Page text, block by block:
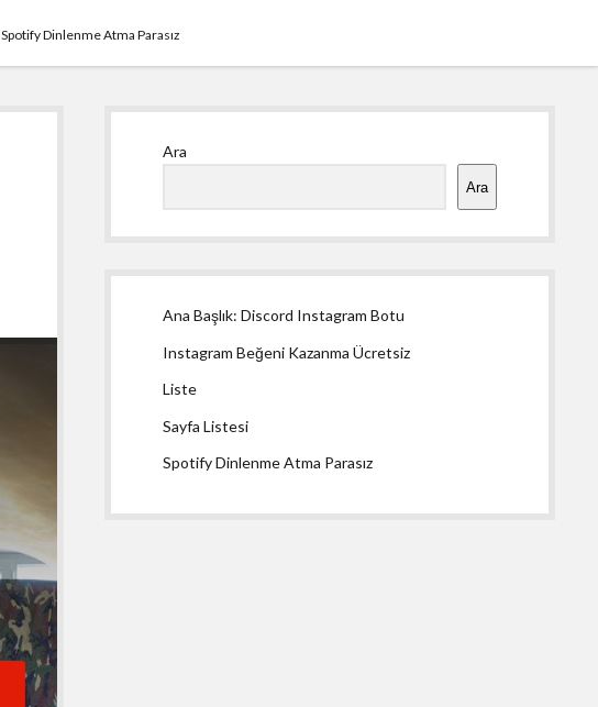
Spotify Dinlenme Atma Parasız
Ara
Ara
Ana Başlık: Discord Instagram Botu
Instagram Beğeni Kazanma Ücretsiz
Liste
Sayfa Listesi
Spotify Dinlenme Atma Parasız